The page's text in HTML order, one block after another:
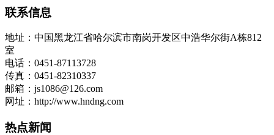
联系信息
地址：中国黑龙江省哈尔滨市南岗开发区中浩华尔街A栋812
室
电话：0451-87113728
传真：0451-82310337
邮箱：js1086@126.com
网址：http://www.hndng.com
热点新闻